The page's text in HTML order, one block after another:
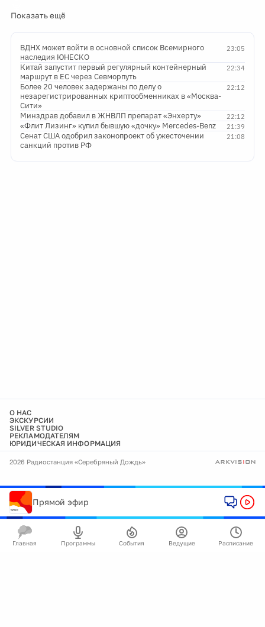
Показать ещё
23:05
ВДНХ может войти в основной список Всемирного
наследия ЮНЕСКО
22:34
Китай запустит первый регулярный контейнерный
маршрут в ЕС через Севморпуть
22:12
Более 20 человек задержаны по делу о
незарегистрированных криптообменниках в «Москва-
Сити»
22:12
Минздрав добавил в ЖНВЛП препарат «Энхерту»
21:39
«Флит Лизинг» купил бывшую «дочку» Mercedes-Benz
21:08
Сенат США одобрил законопроект об ужесточении
санкций против РФ
О НАС
ЭКСКУРСИИ
SILVER STUDIO
РЕКЛАМОДАТЕЛЯМ
ЮРИДИЧЕСКАЯ ИНФОРМАЦИЯ
2026 Радиостанция «Серебряный Дождь»
Прямой эфир
Главная Программы События Ведущие Расписание